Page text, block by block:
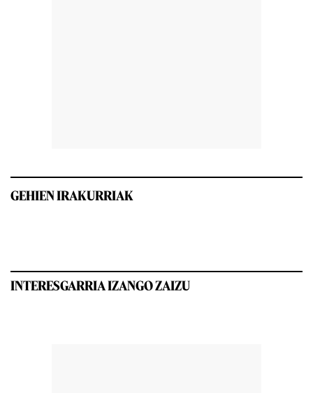
GEHIEN IRAKURRIAK
INTERESGARRIA IZANGO ZAIZU